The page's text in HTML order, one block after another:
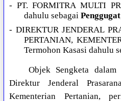
- PT. FORMITRA MULTI
dahulu sebagai Penggugat
- DIREKTUR JENDERAL
PERTANIAN,
Termohon Kasasi dahulu
Objek Sengketa
Direktur Jenderal
Kementerian Pertanian,